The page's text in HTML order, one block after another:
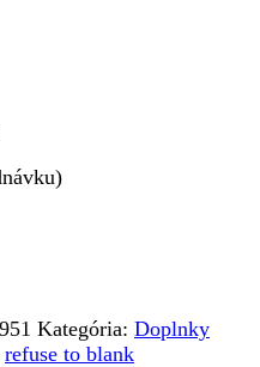
Kategória: Doplnky
refuse to blank